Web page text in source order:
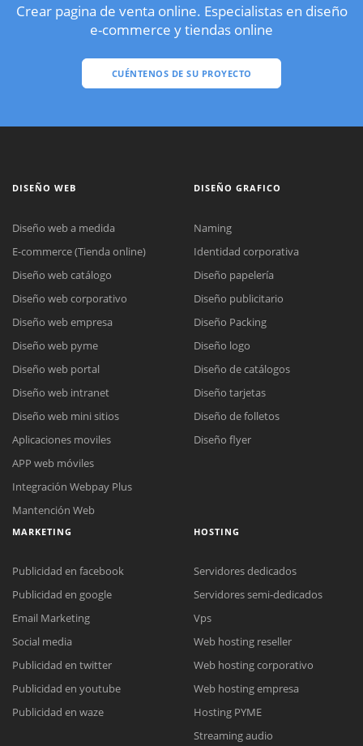
Crear pagina de venta online. Especialistas en diseño
e-commerce y tiendas online
CUÉNTENOS DE SU PROYECTO
Reunión online
Meet para la reunión online.
Cotización
Chat Online
Todos nuestros ejecutivos están fuera de línea. Complete el formulario
DISEÑO WEB
Diseño web a medida
E-commerce (Tienda online)
Diseño web catálogo
Diseño web corporativo
Diseño web empresa
Diseño web pyme
Diseño web portal
Diseño web intranet
Diseño web mini sitios
Aplicaciones moviles
APP web móviles
Integración Webpay Plus
Mantención Web
DISEÑO GRAFICO
Naming
Identidad corporativa
Diseño papelería
Diseño publicitario
Diseño Packing
Diseño logo
Diseño de catálogos
Diseño tarjetas
Diseño de folletos
Diseño flyer
MARKETING
Publicidad en facebook
Publicidad en google
Email Marketing
Social media
Publicidad en twitter
Publicidad en youtube
Publicidad en waze
HOSTING
Servidores dedicados
Servidores semi-dedicados
Vps
Web hosting reseller
Web hosting corporativo
Web hosting empresa
Hosting PYME
Streaming audio